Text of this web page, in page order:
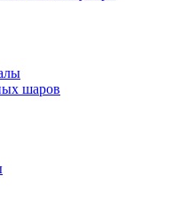
шаров